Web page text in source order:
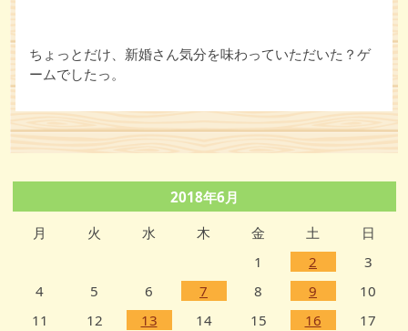
ちょっとだけ、新婚さん気分を味わっていただいた？ゲ
ームでしたっ。
2018年6月
月
火 水 木 金 土 日
1 2
3
4
5 6 7 8 9
10
11
12 13 14 15 16
17